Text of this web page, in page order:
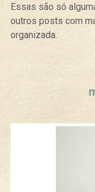
Essas são só
outros posts com
organizada.